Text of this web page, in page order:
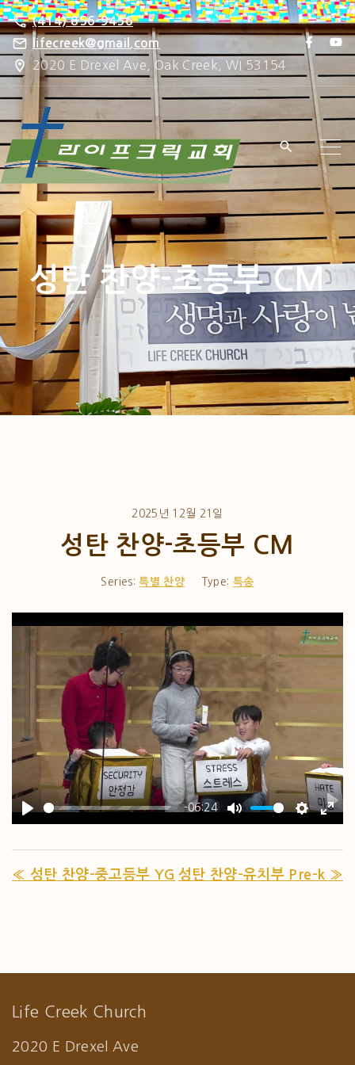
S
k
i
c
o
n
t
(414) 856-9456
lifecreek@gmail.com
2020 E Drexel Ave, Oak Creek, WI 53154
f
a
e
b
o
k
y
o
t
e
성탄 찬양-초등부 CM
2025년 12월 21일
성탄 찬양-초등부 CM
Series: 특별 찬양 Type: 특송
PLAY
-06:24
MUTE
« 성탄 찬양-중고등부 YG 성탄 찬양-유치부 Pre-k »
Life Creek Church
2020 E Drexel Ave